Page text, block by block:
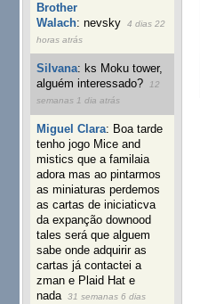
Brother
Walach:nevsky
4 dias 22
horas atrás
Silvana: ks Moku tower,
alguém interessado?
12
semanas 1 dia atrás
Miguel Clara: Boa tarde
tenho jogo Mice and
mistics que a familaia
adora mas ao pintarmos
as miniaturas perdemos
as cartas de iniciaticva
da expanção downood
tales será que alguem
sabe onde adquirir as
cartas já contactei a
zman e Plaid Hat e
nada
31 semanas 6 dias